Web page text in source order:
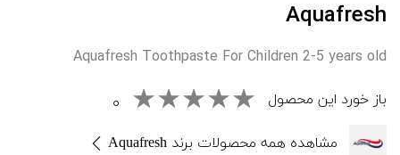
Aquafresh
Aquafresh Toothpaste For Children 2-5 years old
باز خورد این محصول ۰
مشاهده همه محصولات برند Aquafresh